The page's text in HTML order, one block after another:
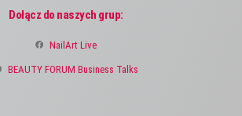
Dołącz do naszych grup:
NailArt Live
BEAUTY FORUM Business Talks